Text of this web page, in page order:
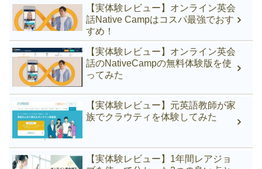
【実体験レビュー】オンライン英会
話Native Campはコスパ最強でおす
すめ！
【実体験レビュー】オンライン英会
話のNativeCampの無料体験版を使
ってみた
【実体験レビュー】元英語教師が家
族でクラウティを体験してみた
【実体験レビュー】1年間レアジョ